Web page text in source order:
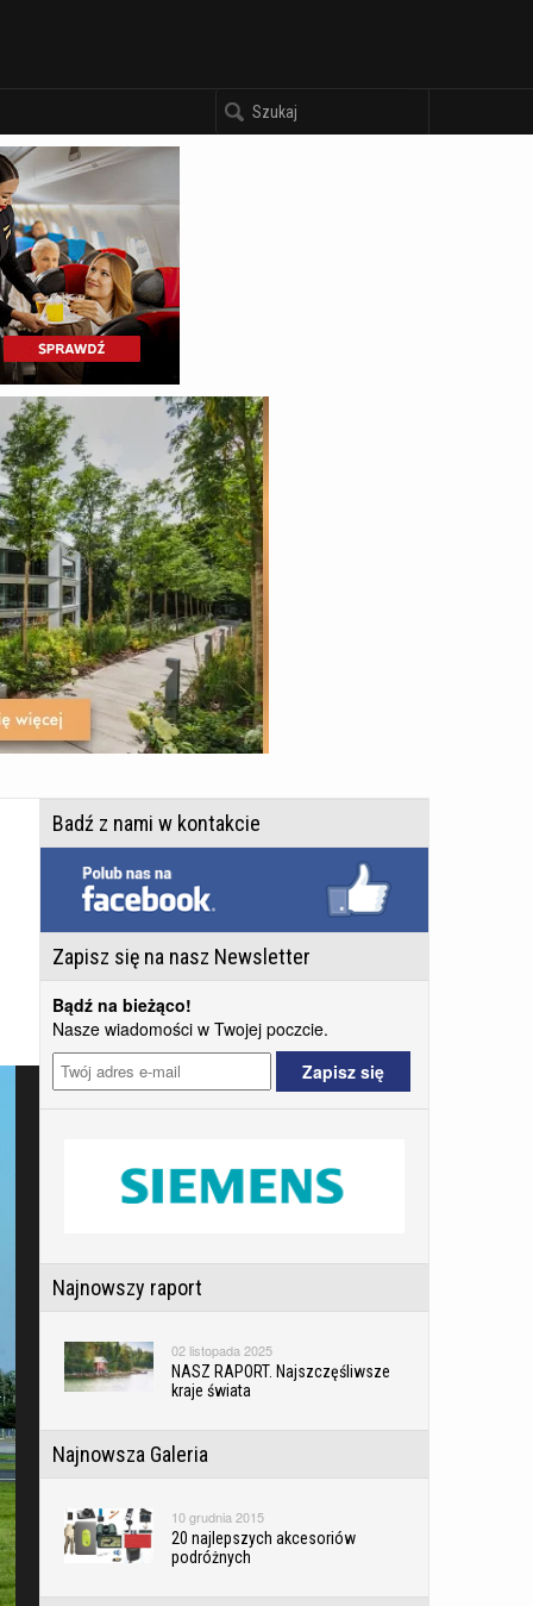
Badź z nami w kontakcie
Zapisz się na nasz Newsletter
Bądź na bieżąco!
Nasze wiadomości w Twojej poczcie.
Najnowszy raport
02 listopada 2025
NASZ RAPORT. Najszczęśliwsze
kraje świata
Najnowsza Galeria
10 grudnia 2015
20 najlepszych akcesoriów
podróżnych